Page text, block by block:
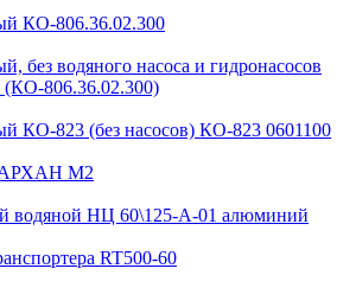
КО-806.36.02.300
без водяного насоса и гидронасосов
806.36.02.300)
КО-823 (без насосов) КО-823 0601100
М2
водяной НЦ 60\125-А-01 алюминий
RT500-60